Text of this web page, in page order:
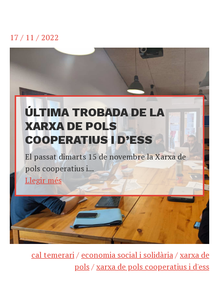
17 / 11 / 2022
ÚLTIMA TROBADA DE LA
XARXA DE POLS
COOPERATIUS I D’ESS
El passat dimarts 15 de novembre la Xarxa de
pols cooperatius i...
Llegir més
cal temerari/ economia social i solidària/xarxa de
pols/xarxa de pols cooperatius i d'ess